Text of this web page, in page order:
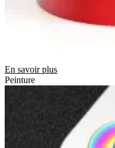
En savoir plus
Peinture